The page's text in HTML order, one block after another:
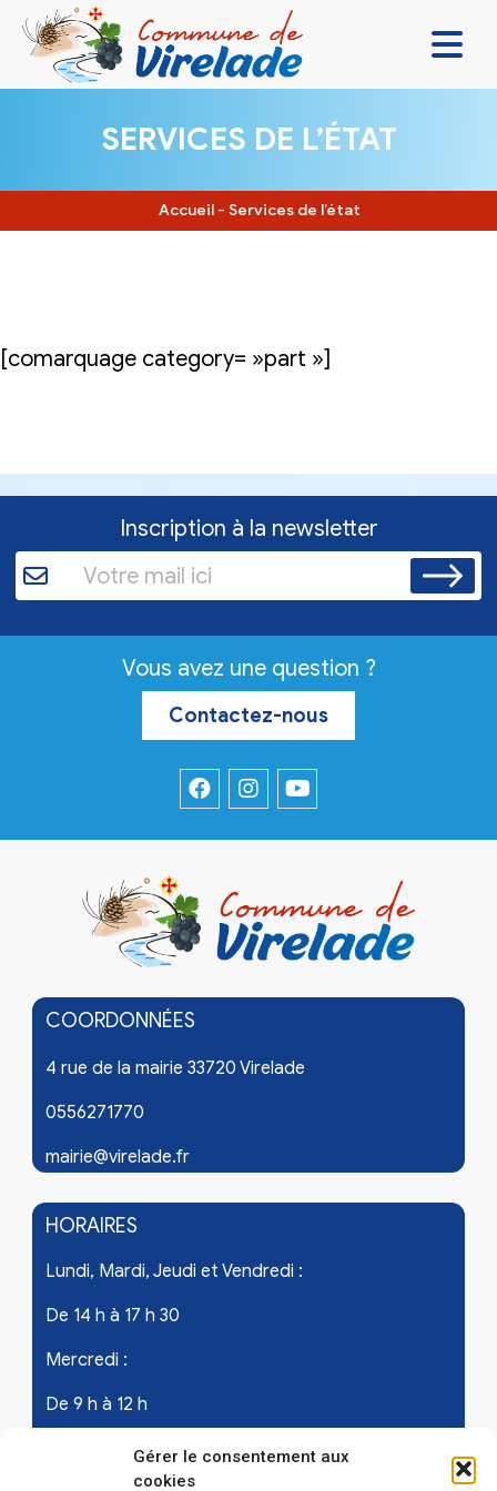
Gérer le consentement aux
cookies
VIVRE ENSEMBLE
SE DIVERTIR
SERVICES DE L’ÉTAT
Accueil - Services de l’état
[comarquage category= »part »]
Inscription à la newsletter
Vous avez une question ?
Contactez-nous
COORDONNÉES
4 rue de la mairie 33720 Virelade
0556271770
mairie@virelade.fr
HORAIRES
Lundi, Mardi, Jeudi et Vendredi :
De 14 h à 17 h 30
Mercredi :
De 9 h à 12 h
Samedi - les 1er et 3ème de chaque mois :